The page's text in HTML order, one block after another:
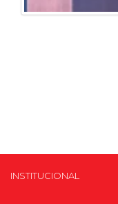
INSTITUCIONAL